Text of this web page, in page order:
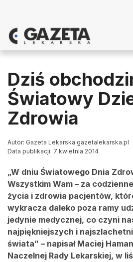
Dziś
Światowy
Zdrowia
Autor: Gazeta Lekarska gazetalekarska.pl
Data publikacji: 7 kwietnia 2014
„W dniu Światowego Dnia
Wszystkim Wam – za
życia i zdrowia pacjentów,
wykracza daleko poza ramy
jedynie medycznej, co czyni
najpiękniejszych i
świata” – napisał Maciej
Naczelnej Rady Lekarskiej, w